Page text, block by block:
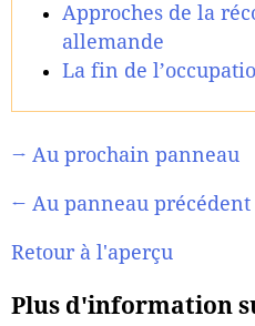
Approches de la
allemande
La fin de
→ Au prochain panneau
← Au panneau précédent
Retour à l'aperçu
Plus d'information